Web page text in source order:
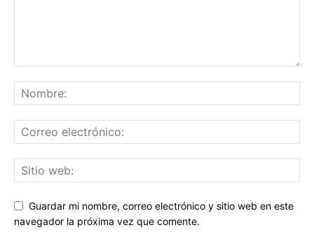
Guardar mi nombre, correo electrónico y sitio web en este
navegador la próxima vez que comente.